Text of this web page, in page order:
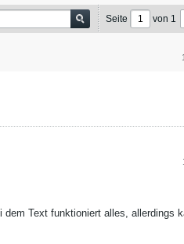
Seite von 1
Text funktioniert alles, allerdings